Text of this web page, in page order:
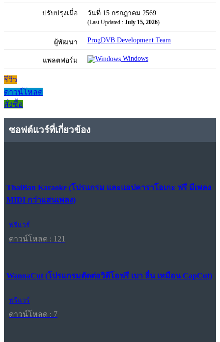
ปรับปรุงเมื่อ วันที่ 15 กรกฎาคม 2569
(Last Updated : July 15, 2026)
ผู้พัฒนา ProgDVB Development Team
แพลตฟอร์ม Windows
รีวิว
ดาวน์โหลด
สั่งซื้อ
ซอฟต์แวร์ที่เกี่ยวข้อง
ThaiBan Karaoke (โปรแกรม และแอปคาราโอเกะ ฟรี มีเพลง
MIDI กว่าแสนเพลง)
ฟรีแวร์
ดาวน์โหลด : 121
WannaCut (โปรแกรมตัดต่อวิดีโอฟรี เบา ลื่น เหมือน CapCut)
ฟรีแวร์
ดาวน์โหลด : 7